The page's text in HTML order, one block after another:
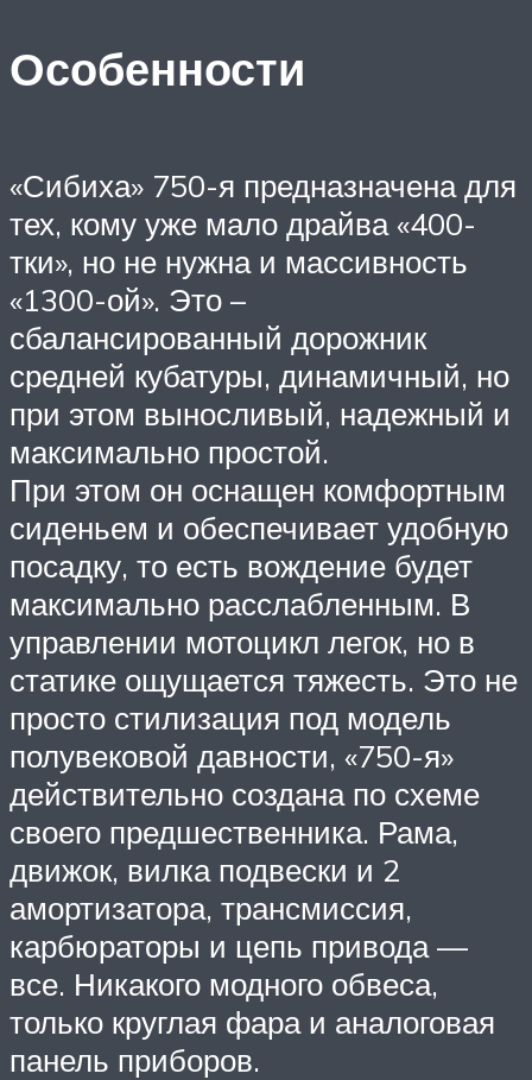
Особенности
«Сибиха» 750-я предназначена для
тех, кому уже мало драйва «400-
тки», но не нужна и массивность
«1300-ой». Это –
сбалансированный дорожник
средней кубатуры, динамичный, но
при этом выносливый, надежный и
максимально простой.
При этом он оснащен комфортным
сиденьем и обеспечивает удобную
посадку, то есть вождение будет
максимально расслабленным. В
управлении мотоцикл легок, но в
статике ощущается тяжесть. Это не
просто стилизация под модель
полувековой давности, «750-я»
действительно создана по схеме
своего предшественника. Рама,
движок, вилка подвески и 2
амортизатора, трансмиссия,
карбюраторы и цепь привода —
все. Никакого модного обвеса,
только круглая фара и аналоговая
панель приборов.